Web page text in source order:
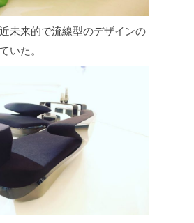
未来的で流線型のデザインの
いた。